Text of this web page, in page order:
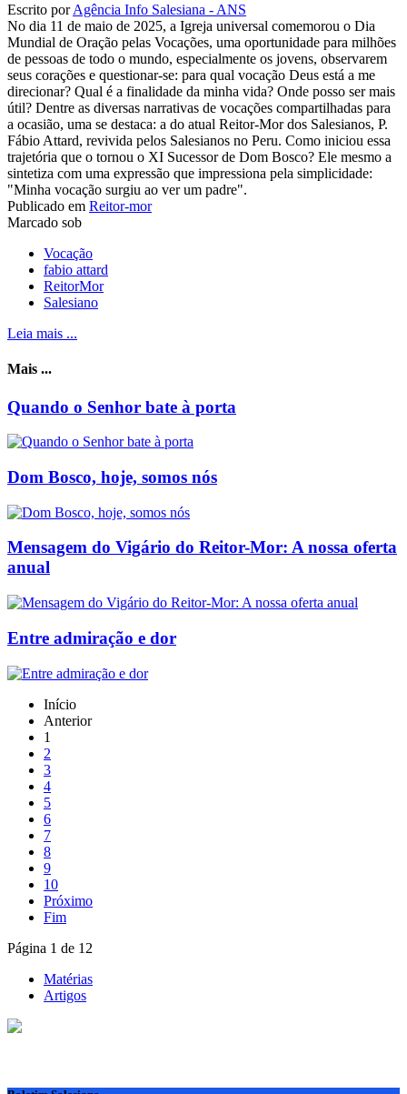
Escrito porAgência Info Salesiana - ANS
No dia 11 de maio de 2025, a Igreja universal comemorou o Dia
Mundial de Oração pelas Vocações, uma oportunidade para milhões
de pessoas de todo o mundo, especialmente os jovens, observarem
seus corações e questionar-se: para qual vocação Deus está a me
direcionar? Qual é a finalidade da minha vida? Onde posso ser mais
útil? Dentre as diversas narrativas de vocações compartilhadas para
a ocasião, uma se destaca: a do atual Reitor-Mor dos Salesianos, P.
Fábio Attard, revivida pelos Salesianos no Peru. Como iniciou essa
trajetória que o tornou o XI Sucessor de Dom Bosco? Ele mesmo a
sintetiza com uma expressão que impressiona pela simplicidade:
"Minha vocação surgiu ao ver um padre".
Publicado em Reitor-mor
Marcado sob
Vocação
fabio attard
ReitorMor
Salesiano
Leia mais ...
Mais ...
Quando o Senhor bate à porta
Dom Bosco, hoje, somos nós
Mensagem do Vigário do Reitor-Mor: A nossa oferta
anual
Entre admiração e dor
Início
Anterior
1
2
3
4
5
6
7
8
9
10
Próximo
Fim
Página 1 de 12
Matérias
Artigos